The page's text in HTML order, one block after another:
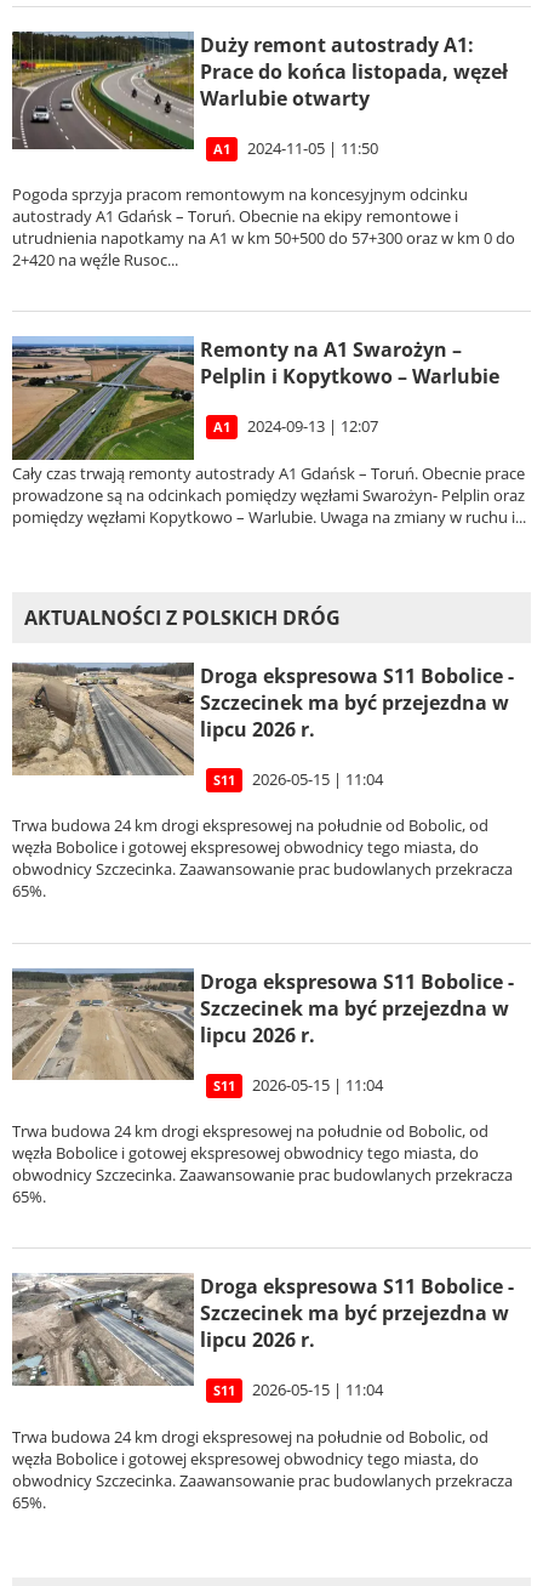
Duży remont autostrady A1:
Prace do końca listopada, węzeł
Warlubie otwarty
A1 2024-11-05 | 11:50
Pogoda sprzyja pracom remontowym na koncesyjnym odcinku
autostrady A1 Gdańsk – Toruń. Obecnie na ekipy remontowe i
utrudnienia napotkamy na A1 w km 50+500 do 57+300 oraz w km 0 do
2+420 na węźle Rusoc...
Remonty na A1 Swarożyn –
Pelplin i Kopytkowo – Warlubie
A1 2024-09-13 | 12:07
Cały czas trwają remonty autostrady A1 Gdańsk – Toruń. Obecnie prace
prowadzone są na odcinkach pomiędzy węzłami Swarożyn- Pelplin oraz
pomiędzy węzłami Kopytkowo – Warlubie. Uwaga na zmiany w ruchu i...
AKTUALNOŚCI Z POLSKICH DRÓG
Droga ekspresowa S11 Bobolice -
Szczecinek ma być przejezdna w
lipcu 2026 r.
S11 2026-05-15 | 11:04
Trwa budowa 24 km drogi ekspresowej na południe od Bobolic, od
węzła Bobolice i gotowej ekspresowej obwodnicy tego miasta, do
obwodnicy Szczecinka. Zaawansowanie prac budowlanych przekracza
65%.
Droga ekspresowa S11 Bobolice -
Szczecinek ma być przejezdna w
lipcu 2026 r.
S11 2026-05-15 | 11:04
Trwa budowa 24 km drogi ekspresowej na południe od Bobolic, od
węzła Bobolice i gotowej ekspresowej obwodnicy tego miasta, do
obwodnicy Szczecinka. Zaawansowanie prac budowlanych przekracza
65%.
Droga ekspresowa S11 Bobolice -
Szczecinek ma być przejezdna w
lipcu 2026 r.
S11 2026-05-15 | 11:04
Trwa budowa 24 km drogi ekspresowej na południe od Bobolic, od
węzła Bobolice i gotowej ekspresowej obwodnicy tego miasta, do
obwodnicy Szczecinka. Zaawansowanie prac budowlanych przekracza
65%.